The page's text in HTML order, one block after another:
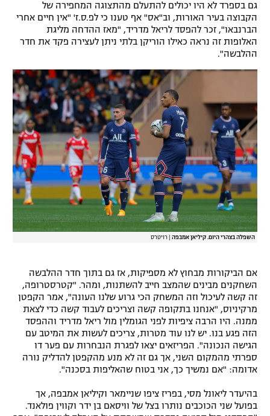
גם בספרד לא היו יכולים להתעלם מהתצוגה המחפירה של
הקבוצה בעיר האורות, וב"אס" אף טענו כי לפ.ס.ז' "אין חיים אחרי
הברנבאו", זכר להפסד לריאל מדריד, "מאז ההדחה מליגת
האלופות זה נראה כאילו הוריקן בלתי ניתן לעצירה פקד את חדר
ההלבשה".
השפלה בצהרי היום. קיליאן אמבפה רויטרס
אם הביקורות מבחוץ לא מספיקות, אז גם בתוך חדר ההלבשה
השחקנים מבינים שהמצב חייב להשתנות, ומהר. "קטרסטרופה,
זה קשה לעיכול וזה המשחק הכי גרוע שלנו העונה", אמר הקפטן
מרקיניוס, "אנחנו בתקופה קשה וצריכים לעבוד קשה כדי לצאת
ממנה. היו הרבה ציפיות לפני הגומלין מול ריאל מדריד וההפסד
הזה פגע בנו. יש לנו עוד מטרות, צריכים לעשות את המיטב עם
הגישה הנכונה". הפריזאים יצאו לפגרת הנבחרות עם פער דו
ספרתי מהמקום השני, אך גם זה לא מנע מהקפטן להדליק נורה
אדומה: "אם נמשיך כך, אני בטוח שהאליפות בסכנה".
בהיעדר ליאונל מסי, בפריז ציפו שניימאר וקיליאן אמבפה, אך
בפועל שני הכוכבים נותרו בצל של וויסאם בן ידר וקווין פולאנד.